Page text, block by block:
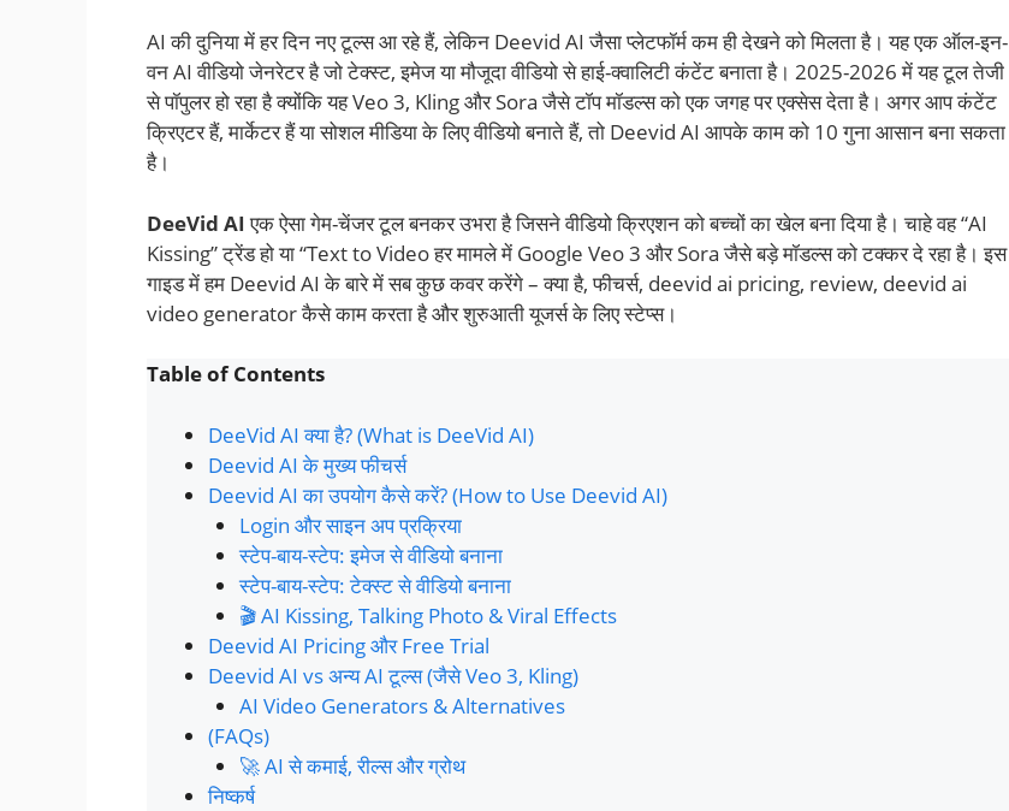
AI की दुनिया में हर दिन नए टूल्स आ रहे हैं, लेकिन Deevid AI जैसा प्लेटफॉर्म कम ही देखने को मिलता है। यह एक ऑल-इन-
वन AI वीडियो जेनरेटर है जो टेक्स्ट, इमेज या मौजूदा वीडियो से हाई-क्वालिटी कंटेंट बनाता है। 2025-2026 में यह टूल तेजी
से पॉपुलर हो रहा है क्योंकि यह Veo 3, Kling और Sora जैसे टॉप मॉडल्स को एक जगह पर एक्सेस देता है। अगर आप कंटेंट
क्रिएटर हैं, मार्केटर हैं या सोशल मीडिया के लिए वीडियो बनाते हैं, तो Deevid AI आपके काम को 10 गुना आसान बना सकता
है।
DeeVid AI एक ऐसा गेम-चेंजर टूल बनकर उभरा है जिसने वीडियो क्रिएशन को बच्चों का खेल बना दिया है। चाहे वह “AI
Kissing” ट्रेंड हो या “Text to Video हर मामले में Google Veo 3 और Sora जैसे बड़े मॉडल्स को टक्कर दे रहा है। इस
गाइड में हम Deevid AI के बारे में सब कुछ कवर करेंगे – क्या है, फीचर्स, deevid ai pricing, review, deevid ai
video generator कैसे काम करता है और शुरुआती यूजर्स के लिए स्टेप्स।
Table of Contents
DeeVid AI क्या है? (What is DeeVid AI)
Deevid AI के मुख्य फीचर्स
Deevid AI का उपयोग कैसे करें? (How to Use Deevid AI)
Login और साइन अप प्रक्रिया
स्टेप-बाय-स्टेप: इमेज से वीडियो बनाना
स्टेप-बाय-स्टेप: टेक्स्ट से वीडियो बनाना
🎬 AI Kissing, Talking Photo & Viral Effects
Deevid AI Pricing और Free Trial
Deevid AI vs अन्य AI टूल्स (जैसे Veo 3, Kling)
AI Video Generators & Alternatives
(FAQs)
🚀 AI से कमाई, रील्स और ग्रोथ
निष्कर्ष